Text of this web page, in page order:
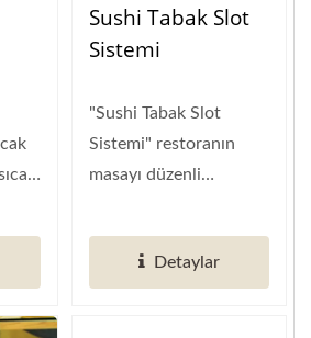
Sushi Tabak Slot
Sistemi
"Sushi Tabak Slot
Sistemi" restoranın
masayı düzenli
olur. Masa
hizmetlerini...
Detaylar